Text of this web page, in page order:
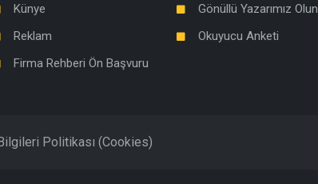
Künye
Reklam
Firma Rehberi Ön Başvuru
Gönüllü Yazarımız Olun
Okuyucu Anketi
Politikası (Cookies)